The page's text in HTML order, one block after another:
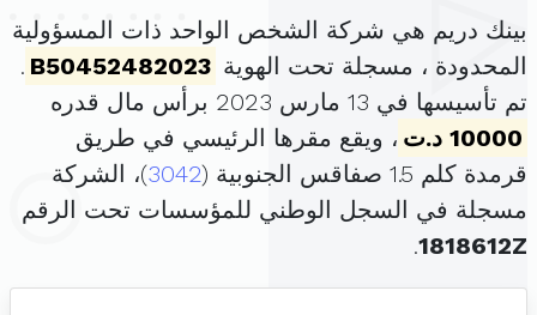
بينك دريم هي شركة الشخص الواحد ذات المسؤولية
المحدودة ، مسجلة تحت الهوية B50452482023
.
تم تأسيسها في 13 مارس 2023 برأس مال قدره
10000 د.ت
، ويقع مقرها الرئيسي في طريق
قرمدة كلم 1.5 صفاقس الجنوبية (
3042)، الشركة
مسجلة في السجل الوطني للمؤسسات تحت الرقم
1818612Z
.